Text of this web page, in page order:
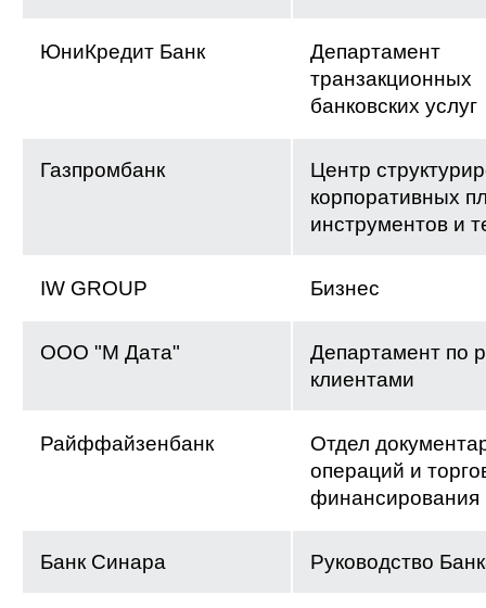
ЮниКредит Банк
Департамент
транзакционных
банковских услуг
Газпромбанк
Центр
корпоративных
инструментов и
IW GROUP Бизнес
ООО "М Дата"
Департамент по
клиентами
Райффайзенбанк
Отдел
операций и
финансирования
Банк Синара Руководство